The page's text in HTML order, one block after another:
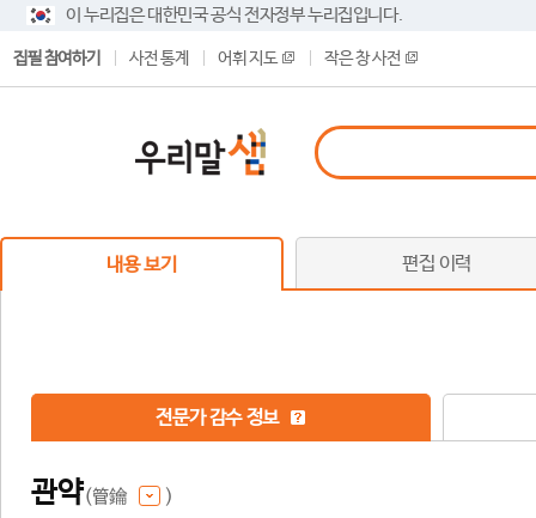
이 누리집은 대한민국 공식 전자정부 누리집입니다.
집필 참여하기 사전 통계 어휘 지도 작은 창 사전
내용 보기 편집 이력
전문가 감수 정보
관약(管鑰 )